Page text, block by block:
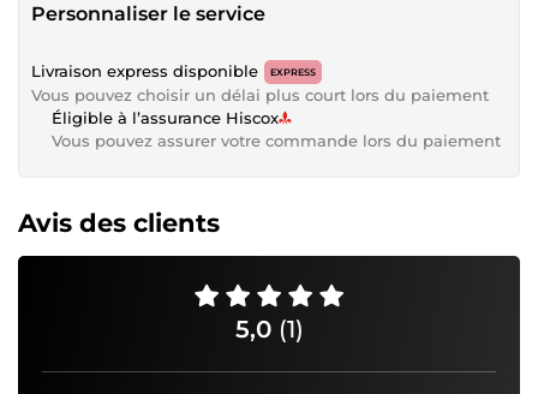
Personnaliser le service
Livraison express disponible EXPRESS
Vous pouvez choisir un délai plus court lors du paiement
Éligible à l’assurance Hiscox
Vous pouvez assurer votre commande lors du paiement
Avis des clients
5,0 (1)